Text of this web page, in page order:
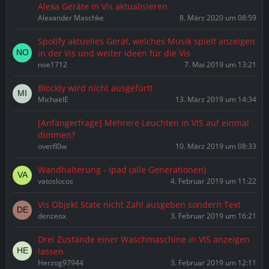
Alexa Geräte in Vis aktualisieren
Alexander Maschke 8. März 2020 um 08:59
Spotify aktuelles Gerät, welches Musik spielt anzeigen
in der Vis und weiter ideen für die Vis
noe1712 7. Mai 2019 um 13:21
Blockly wird nicht ausgefürtt
MichaelE 13. März 2019 um 14:34
[Anfängerfrage] Mehrere Leuchten in VIS auf einmal
dimmen?
overfl0w 10. März 2019 um 08:33
Wandhalterung - Ipad (alle Generationen)
vatoslocos 4. Februar 2019 um 11:22
Vis Objekt State nicht Zahl ausgeben sondern Text
denzeox 3. Februar 2019 um 16:21
Drei Zustände einer Waschmaschine in VIS anzeigen
lassen
Herzog97944 3. Februar 2019 um 12:11